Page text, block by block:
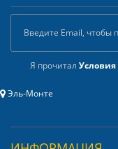
Я прочитал
Эль-Монте